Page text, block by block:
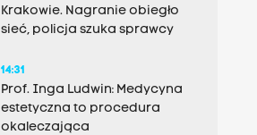
Krakowie. Nagranie obiegło
sieć, policja szuka sprawcy
14:31
Prof. Inga Ludwin: Medycyna
estetyczna to procedura
okaleczająca